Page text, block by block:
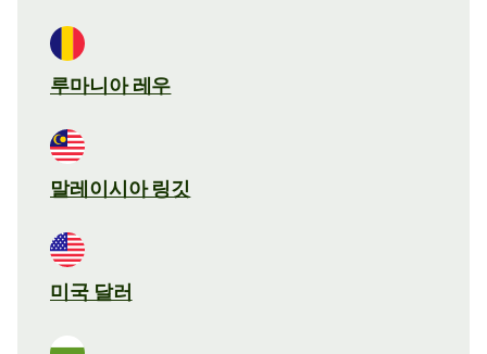
루마니아 레우
말레이시아 링깃
미국 달러